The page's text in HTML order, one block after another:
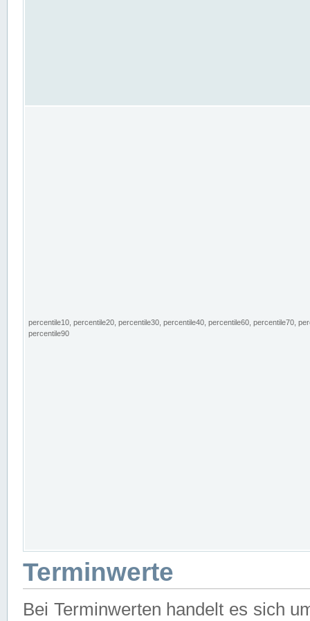
percentile10, percentile20, percentile30, percentile40, percentile60, percentile70,
percentile90
Terminwerte
Bei Terminwerten handelt es sich